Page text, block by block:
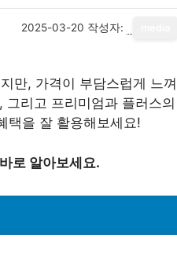
2025-03-20 작성자:
만, 가격이 부담스럽게 느
리고 프리미엄과 플러스
택을 잘 활용해보세요!
로 알아보세요.